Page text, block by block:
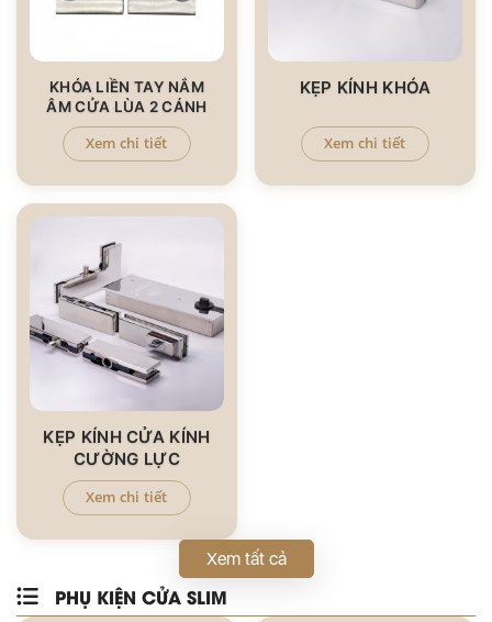
KHÓA LIỀN TAY NẮM
ÂM CỬA LÙA 2 CÁNH
Xem chi tiết
KẸP KÍNH KHÓA
Xem chi tiết
KẸP KÍNH CỬA KÍNH
CƯỜNG LỰC
Xem chi tiết
Xem tất cả
PHỤ KIỆN CỬA SLIM